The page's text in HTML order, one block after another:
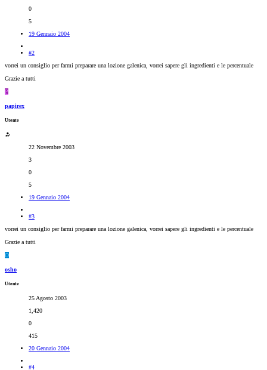
0
5
19 Gennaio 2004
#2
vorrei un consiglio per farmi preparare una lozione galenica, vorrei sapere gli ingredienti e le percentuale
Grazie a tutti
P
papirex
Utente
22 Novembre 2003
3
0
5
19 Gennaio 2004
#3
vorrei un consiglio per farmi preparare una lozione galenica, vorrei sapere gli ingredienti e le percentuale
Grazie a tutti
O
osho
Utente
25 Agosto 2003
1,420
0
415
20 Gennaio 2004
#4